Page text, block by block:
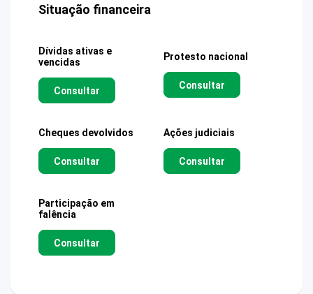
Situação financeira
Dívidas ativas e
vencidas
Consultar
Protesto nacional
Consultar
Cheques devolvidos
Consultar
Ações judiciais
Consultar
Participação em
falência
Consultar